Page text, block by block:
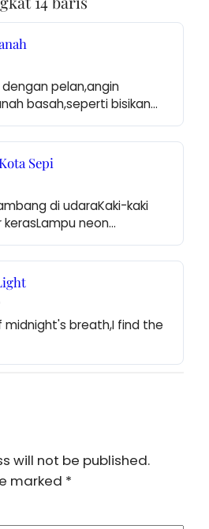
pelan,angin
basah,seperti bisikan…
Sepi
di udaraKaki-kaki
neon…
midnight's breath,I find the
will not be published.
marked *